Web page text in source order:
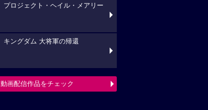
プロジェクト・ヘイル・メアリー
キングダム 大将軍の帰還
動画配信作品をチェック